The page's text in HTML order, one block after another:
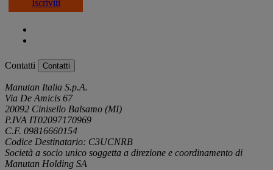
Iscriviti
Contatti Contatti
Manutan Italia S.p.A.
Via De Amicis 67
20092 Cinisello Balsamo (MI)
P.IVA IT02097170969
C.F. 09816660154
Codice Destinatario: C3UCNRB
Società a socio unico soggetta a direzione e coordinamento di
Manutan Holding SA